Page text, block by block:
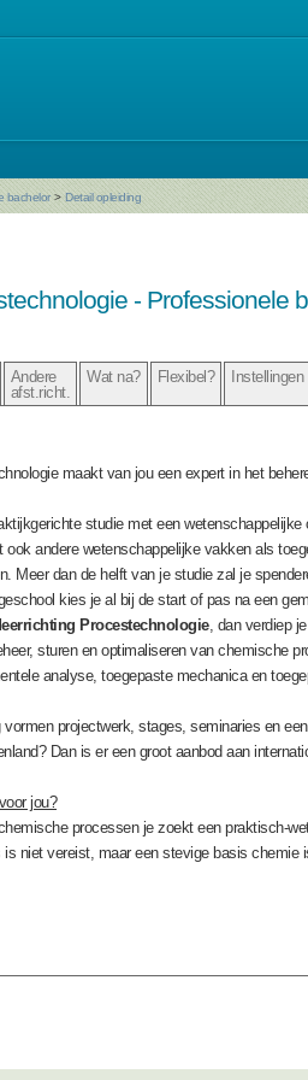
bachelor > Detail opleiding
- Professionele
Andere
afst.richt.
Wat na? Flexibel? Instellingen
maakt van jou een expert in het
studie met een
andere wetenschappelijke vakken als
Meer dan de helft van je studie zal je
kies je al bij de start of pas na een
Procestechnologie, dan verdiep
sturen en optimaliseren van chemische
analyse, toegepaste mechanica en
vormen projectwerk, stages, seminaries en
Dan is er een groot aanbod aan
jou?
processen je zoekt een praktisch-
niet vereist, maar een stevige basis chemie